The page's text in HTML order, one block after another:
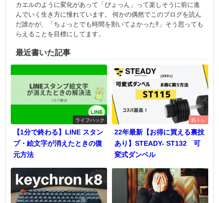
カエルのように変化があって「ぴょっん」って楽しそうに前に進
んでいく生き方に憧れています。 何かの偶然でこのブログを読ん
だ誰かが、「ちょっとでも時間を割いてよかった‼」そう思っても
らえることを目標にしてます。
最近書いた記事
ライフハック
【1分で終わる】LINE スタン
プ・絵文字が消えたときの復
元方法
筋トレ
22年最新【お得に買える裏技
あり】STEADY- ST132 可
変式ダンベル